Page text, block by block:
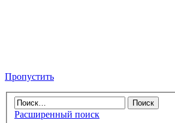
Пропустить
Расширенный поиск